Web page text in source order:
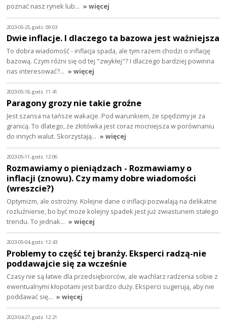
poznać nasz rynek lub… » więcej
2023-05-25, godz. 09:03
Dwie inflacje. I dlaczego ta bazowa jest ważniejsza
To dobra wiadomość - inflacja spada, ale tym razem chodzi o inflację
bazową. Czym różni się od tej "zwykłej"? I dlaczego bardziej powinna
nas interesować?… » więcej
2023-05-18, godz. 11:41
Paragony grozy nie takie groźne
Jest szansa na tańsze wakacje. Pod warunkiem, że spędzimy je za
granicą. To dlatego, że złotówka jest coraz mocniejsza w porównaniu
do innych walut. Skorzystają… » więcej
2023-05-11, godz. 12:06
Rozmawiamy o pieniądzach - Rozmawiamy o
inflacji (znowu). Czy mamy dobre wiadomości
(wreszcie?)
Optymizm, ale ostrożny. Kolejne dane o inflacji pozwalają na delikatne
rozluźnienie, bo być może kolejny spadek jest już zwiastunem stałego
trendu. To jednak… » więcej
2023-05-04, godz. 12:43
Problemy to część tej branży. Eksperci radzą-nie
poddawajcie się za wcześnie
Czasy nie są łatwe dla przedsiębiorców, ale wachlarz radzenia sobie z
ewentualnymi kłopotami jest bardzo duży. Eksperci sugerują, aby nie
poddawać się… » więcej
2023-04-27, godz. 12:21